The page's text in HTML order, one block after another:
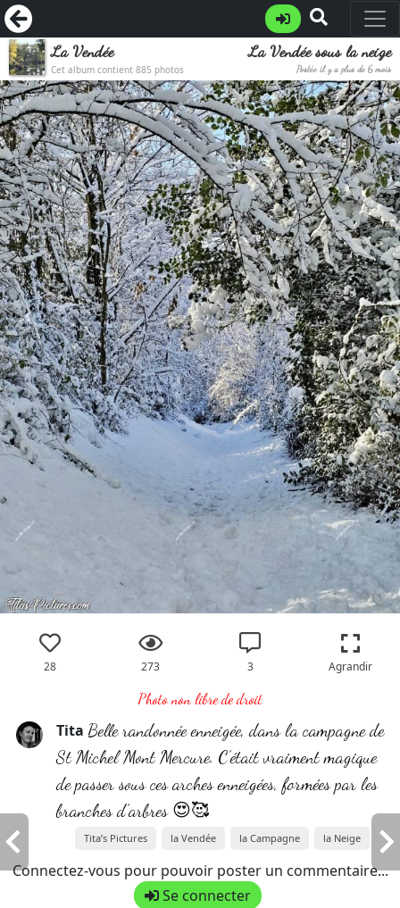
La Vendée
Cet album contient 885 photos
La Vendée sous la neige
Postée il y a plus de 6 mois
28 273 3 Agrandir
Photo non libre de droit
Tita Belle randonnée enneigée, dans la campagne de
St Michel Mont Mercure. C’était vraiment magique
de passer sous ces arches enneigées, formées par les
branches d’arbres 😍🥰
Tita’s Pictures la Vendée la Campagne la Neige
Connectez-vous pour pouvoir poster un commentaire...
Se connecter